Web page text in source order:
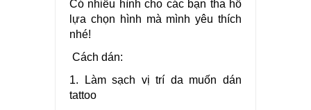
Có nhiều hình cho các bạn tha hồ
lựa chọn hình mà mình yêu thích
nhé!
Cách dán:
1. Làm sạch vị trí da muốn dán
tattoo